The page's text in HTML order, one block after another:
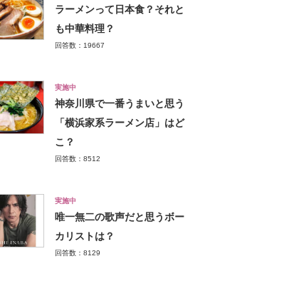
ラーメンって日本食？それと
も中華料理？
回答数：19667
実施中
神奈川県で一番うまいと思う
「横浜家系ラーメン店」はど
こ？
回答数：8512
実施中
唯一無二の歌声だと思うボー
カリストは？
回答数：8129